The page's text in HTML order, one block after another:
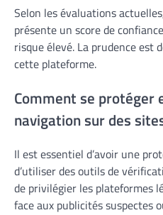
Selon les évaluations
présente un score de
risque élevé. La prudence est
cette plateforme.
Comment se protéger
navigation sur des
Il est essentiel d’avoir une
d’utiliser des outils de
de privilégier les plateformes
face aux publicités suspectes